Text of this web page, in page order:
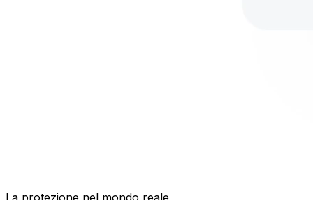
La protezione nel mondo reale